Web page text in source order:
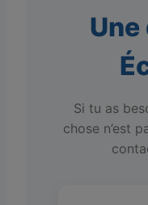
Si tu as
chose n’est